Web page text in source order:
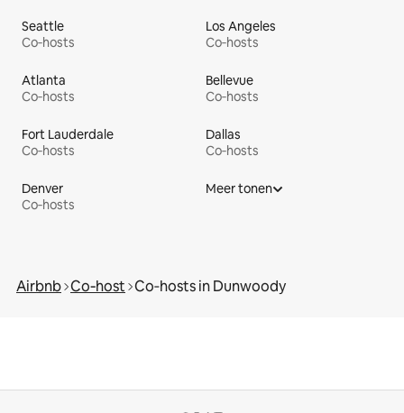
Seattle
Co‑hosts
Los Angeles
Co‑hosts
Atlanta
Co‑hosts
Bellevue
Co‑hosts
Fort Lauderdale
Co‑hosts
Dallas
Co‑hosts
Denver
Co‑hosts
Meer tonen
Airbnb Co‑host Co‑hosts in Dunwoody